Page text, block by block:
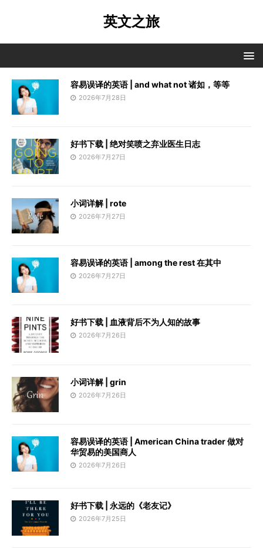
英文之旅
容易误译的英语 | and what not 诸如，等等
2026年7月28日
好书下载 | 绝对笑喷之弃业医生日志
2026年7月27日
小词详解 | rote
2026年7月27日
容易误译的英语 | among the rest 在其中
2026年7月27日
好书下载 | 血液背后不为人知的故事
2026年7月26日
小词详解 | grin
2026年7月26日
容易误译的英语 | American China trader 做对
华贸易的美国商人
2026年7月26日
好书下载 | 永远的《老友记》
2026年7月25日